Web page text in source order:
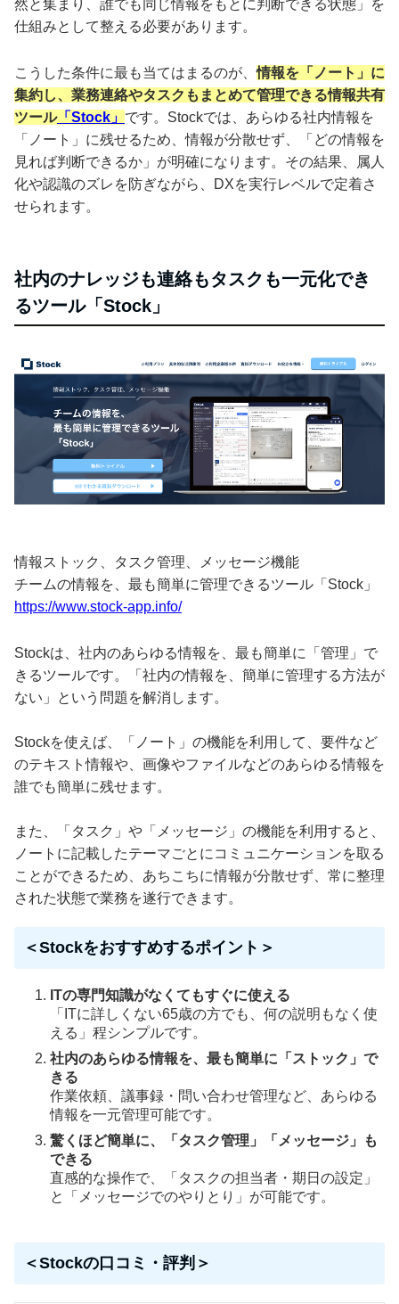
然と集まり、誰でも同じ情報をもとに判断できる状態」を
仕組みとして整える必要があります。
こうした条件に最も当てはまるのが、情報を「ノート」に
集約し、業務連絡やタスクもまとめて管理できる情報共有
ツール「Stock」 です。Stockでは、あらゆる社内情報を
「ノート」に残せるため、情報が分散せず、「どの情報を
見れば判断できるか」が明確になります。その結果、属人
化や認識のズレを防ぎながら、DXを実行レベルで定着さ
せられます。
社内のナレッジも連絡もタスクも一元化でき
るツール「Stock」
情報ストック、タスク管理、メッセージ機能
チームの情報を、最も簡単に管理できるツール「Stock」
https://www.stock-app.info/
Stockは、社内のあらゆる情報を、最も簡単に「管理」で
きるツールです。「社内の情報を、簡単に管理する方法が
ない」という問題を解消します。
Stockを使えば、「ノート」の機能を利用して、要件など
のテキスト情報や、画像やファイルなどのあらゆる情報を
誰でも簡単に残せます。
また、「タスク」や「メッセージ」の機能を利用すると、
ノートに記載したテーマごとにコミュニケーションを取る
ことができるため、あちこちに情報が分散せず、常に整理
された状態で業務を遂行できます。
＜Stockをおすすめするポイント＞
ITの専門知識がなくてもすぐに使える
「ITに詳しくない65歳の方でも、何の説明もなく使
える」程シンプルです。
社内のあらゆる情報を、最も簡単に「ストック」で
きる
作業依頼、議事録・問い合わせ管理など、あらゆる
情報を一元管理可能です。
驚くほど簡単に、「タスク管理」「メッセージ」も
できる
直感的な操作で、「タスクの担当者・期日の設定」
と「メッセージでのやりとり」が可能です。
＜Stockの口コミ・評判＞